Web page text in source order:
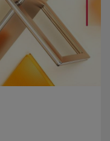
dann sind für
Funktion dieser